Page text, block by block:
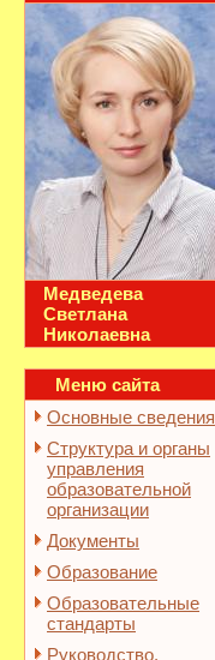
Медведева
Светлана
Николаевна
Меню сайта
Основные сведения
Структура и органы
управления
образовательной
организации
Документы
Образование
Образовательные
стандарты
Руководство.